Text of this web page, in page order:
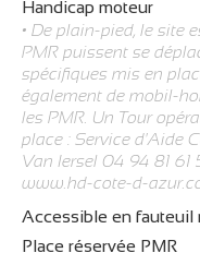
Handicap moteur
• De plain-pied, le site
PMR puissent se
spécifiques mis en
également de mobil-
les PMR. Un Tour
place : Service d'Aide
Van Iersel 04 94 81 61
www.hd-cote-d-
Accessible en fauteuil
Place réservée PMR